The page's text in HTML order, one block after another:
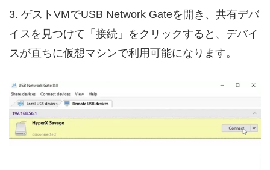
3. ゲストVMでUSB Network Gateを開き、共有デバ
イスを見つけて「接続」をクリックすると、デバイ
スが直ちに仮想マシンで利用可能になります。